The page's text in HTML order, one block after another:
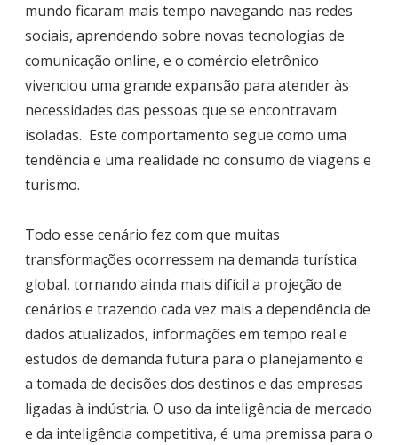
mundo ficaram mais tempo navegando nas redes
sociais, aprendendo sobre novas tecnologias de
comunicação online, e o comércio eletrônico
vivenciou uma grande expansão para atender às
necessidades das pessoas que se encontravam
isoladas. Este comportamento segue como uma
tendência e uma realidade no consumo de viagens e
turismo.
Todo esse cenário fez com que muitas
transformações ocorressem na demanda turística
global, tornando ainda mais difícil a projeção de
cenários e trazendo cada vez mais a dependência de
dados atualizados, informações em tempo real e
estudos de demanda futura para o planejamento e
a tomada de decisões dos destinos e das empresas
ligadas à indústria. O uso da inteligência de mercado
e da inteligência competitiva, é uma premissa para o